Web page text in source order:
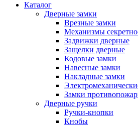
Каталог
Дверные замки
Врезные замки
Механизмы
Задвижки дверные
Защелки дверные
Кодовые замки
Навесные замки
Накладные замки
Замки
Дверные ручки
Ручки-кнопки
Кнобы